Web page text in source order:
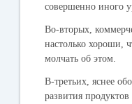
совершенно иного
Во-вторых,
настолько хороши,
молчать об этом.
В-третьих, яснее
развития